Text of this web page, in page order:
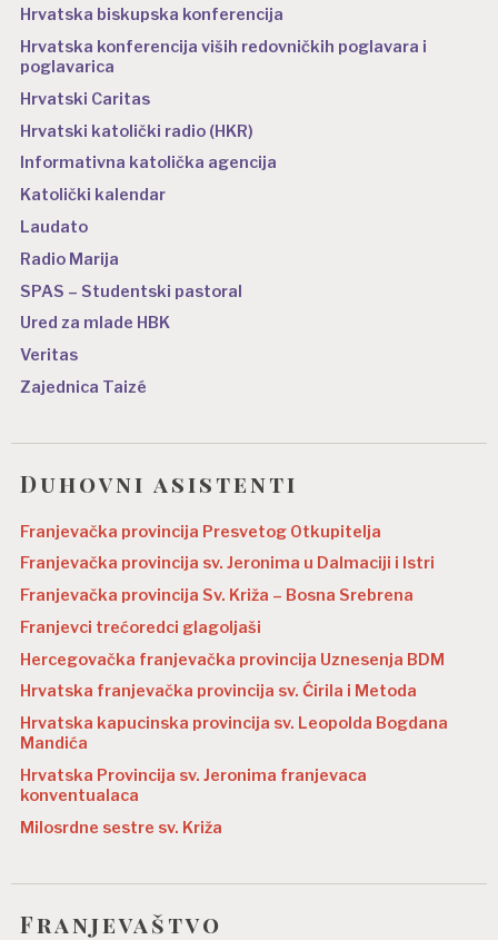
Hrvatska biskupska konferencija
Hrvatska konferencija viših redovničkih poglavara i
poglavarica
Hrvatski Caritas
Hrvatski katolički radio (HKR)
Informativna katolička agencija
Katolički kalendar
Laudato
Radio Marija
SPAS – Studentski pastoral
Ured za mlade HBK
Veritas
Zajednica Taizé
Duhovni asistenti
Franjevačka provincija Presvetog Otkupitelja
Franjevačka provincija sv. Jeronima u Dalmaciji i Istri
Franjevačka provincija Sv. Križa – Bosna Srebrena
Franjevci trećoredci glagoljaši
Hercegovačka franjevačka provincija Uznesenja BDM
Hrvatska franjevačka provincija sv. Ćirila i Metoda
Hrvatska kapucinska provincija sv. Leopolda Bogdana
Mandića
Hrvatska Provincija sv. Jeronima franjevaca
konventualaca
Milosrdne sestre sv. Križa
Franjevaštvo